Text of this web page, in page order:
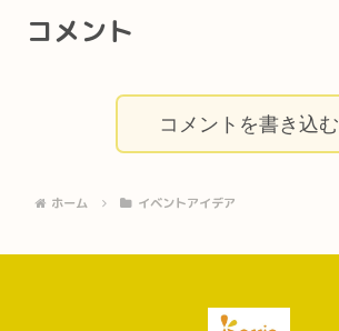
コメント
コメントを書き込む
ホーム イベントアイデア